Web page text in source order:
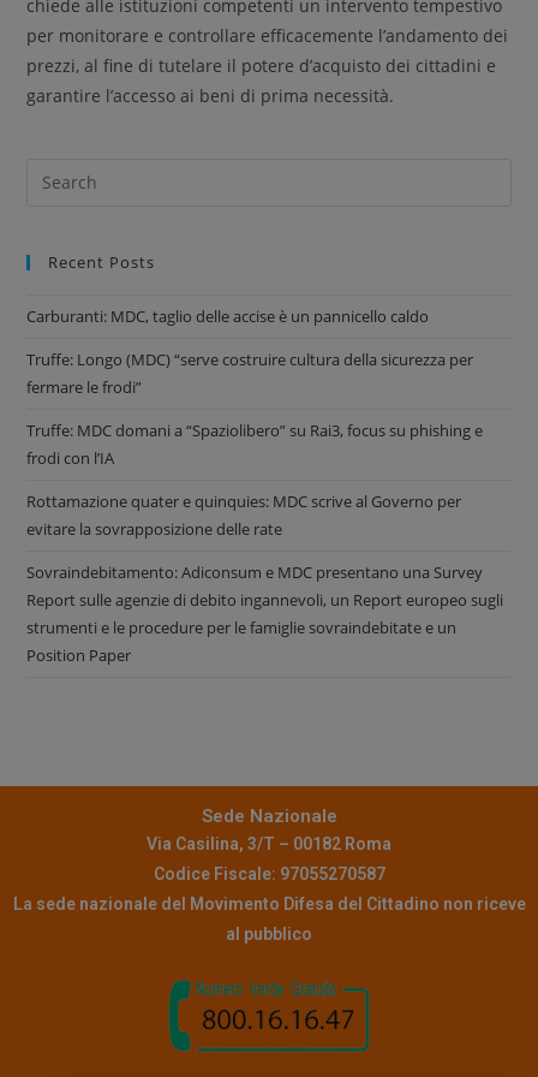
chiede alle istituzioni competenti un intervento tempestivo
per monitorare e controllare efficacemente l’andamento dei
prezzi, al fine di tutelare il potere d’acquisto dei cittadini e
garantire l’accesso ai beni di prima necessità.
Recent Posts
Carburanti: MDC, taglio delle accise è un pannicello caldo
Truffe: Longo (MDC) “serve costruire cultura della sicurezza per
fermare le frodi”
Truffe: MDC domani a “Spaziolibero” su Rai3, focus su phishing e
frodi con l’IA
Rottamazione quater e quinquies: MDC scrive al Governo per
evitare la sovrapposizione delle rate
Sovraindebitamento: Adiconsum e MDC presentano una Survey
Report sulle agenzie di debito ingannevoli, un Report europeo sugli
strumenti e le procedure per le famiglie sovraindebitate e un
Position Paper
Sede Nazionale
Via Casilina, 3/T – 00182 Roma
Codice Fiscale: 97055270587
La sede nazionale del Movimento Difesa del Cittadino non riceve
al pubblico